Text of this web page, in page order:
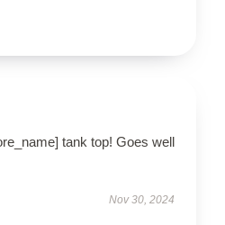
tank top! Goes well
Nov 30, 2024